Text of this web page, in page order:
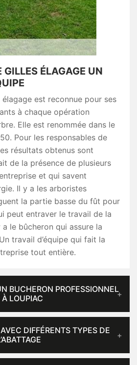
GILLES ÉLAGAGE UN
élagage est reconnue pour ses
à chaque opération
Elle est renommée dans le
Pour les responsables de
résultats obtenus sont
de la présence de plusieurs
et qui savent
Il y a les arboristes
la partie basse du fût pour
peut entraver le travail de la
le bûcheron qui assure la
travail d’équipe qui fait la
tout entière.
BUCHERON PROFESSIONNEL
LOUPIAC
DIFFÉRENTS TYPES DE